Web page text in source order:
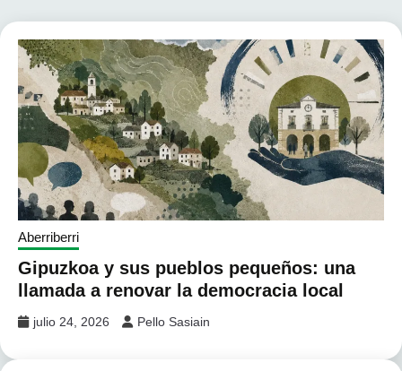
Aberriberri
Gipuzkoa y sus pueblos pequeños: una
llamada a renovar la democracia local
julio 24, 2026 Pello Sasiain